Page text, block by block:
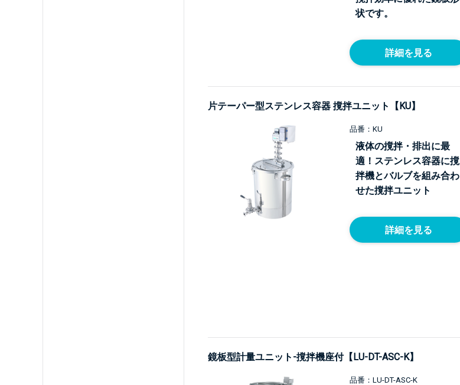
状です。
詳細を見る
片テーパー型ステンレス容器 撹拌ユニット【KU】
品番：KU
液体の撹拌・排出に最
適！ステンレス容器に撹
拌機とバルブを組み合わ
せた撹拌ユニット
詳細を見る
鏡板型計量ユニット-撹拌機座付【LU-DT-ASC-K】
品番：LU-DT-ASC-K